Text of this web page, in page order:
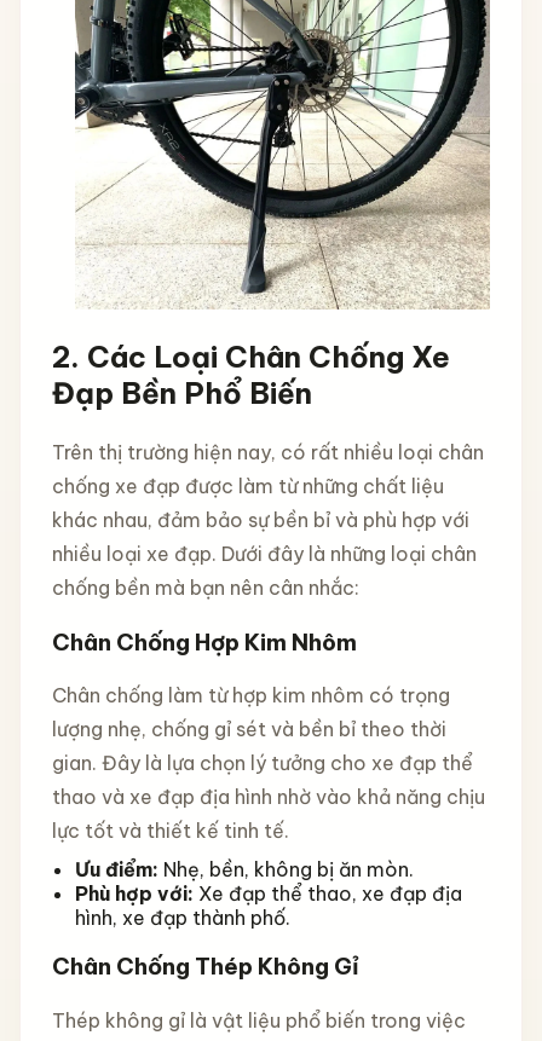
2. Các Loại Chân Chống Xe
Đạp Bền Phổ Biến
Trên thị trường hiện nay, có rất nhiều loại chân
chống xe đạp được làm từ những chất liệu
khác nhau, đảm bảo sự bền bỉ và phù hợp với
nhiều loại xe đạp. Dưới đây là những loại chân
chống bền mà bạn nên cân nhắc:
Chân Chống Hợp Kim Nhôm
Chân chống làm từ hợp kim nhôm có trọng
lượng nhẹ, chống gỉ sét và bền bỉ theo thời
gian. Đây là lựa chọn lý tưởng cho xe đạp thể
thao và xe đạp địa hình nhờ vào khả năng chịu
lực tốt và thiết kế tinh tế.
Ưu điểm: Nhẹ, bền, không bị ăn mòn.
Phù hợp với: Xe đạp thể thao, xe đạp địa
hình, xe đạp thành phố.
Chân Chống Thép Không Gỉ
Thép không gỉ là vật liệu phổ biến trong việc